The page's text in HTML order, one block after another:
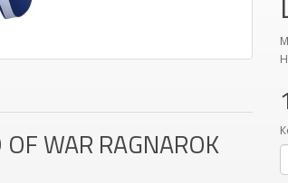
WAR RAGNAROK